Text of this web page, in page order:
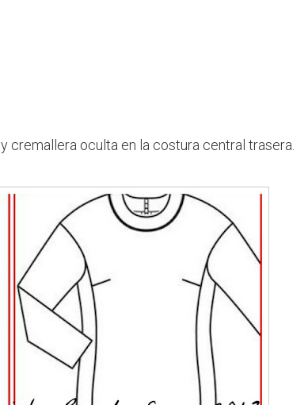
y cremallera oculta en la costura central trasera.